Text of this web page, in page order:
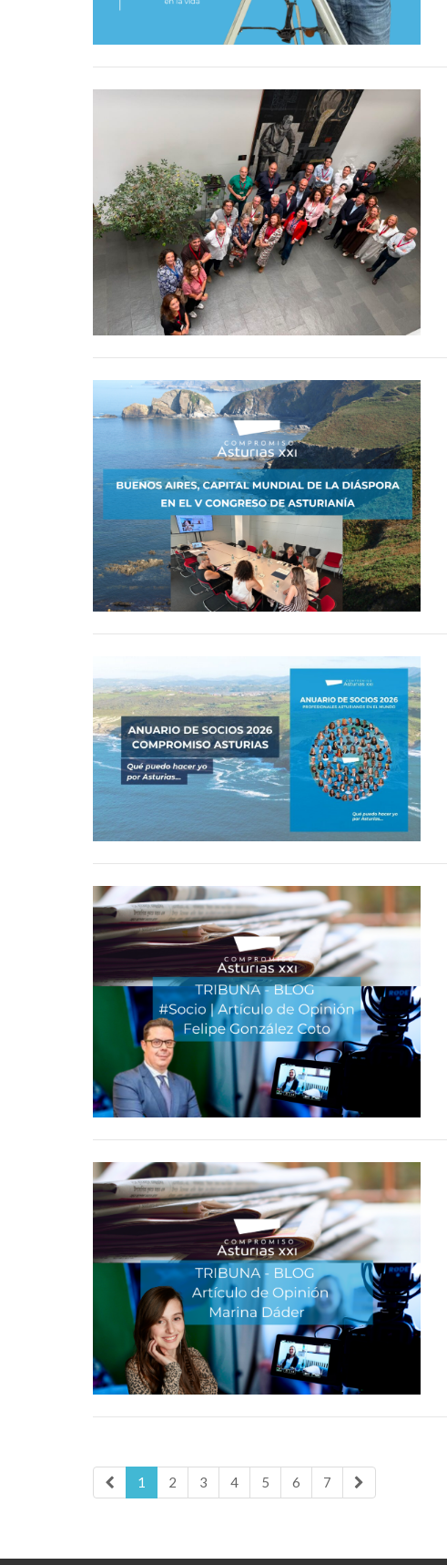
1 2 3 4 5 6 7